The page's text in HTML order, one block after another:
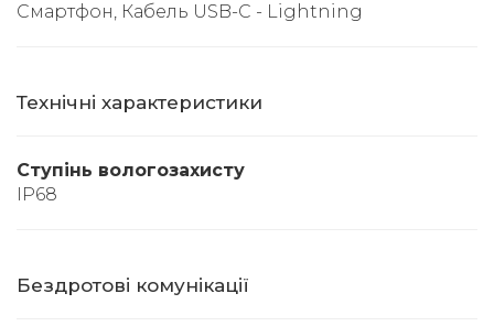
Смартфон, Кабель USB-C - Lightning
Технічні характеристики
Ступінь вологозахисту
IP68
Бездротові комунікації